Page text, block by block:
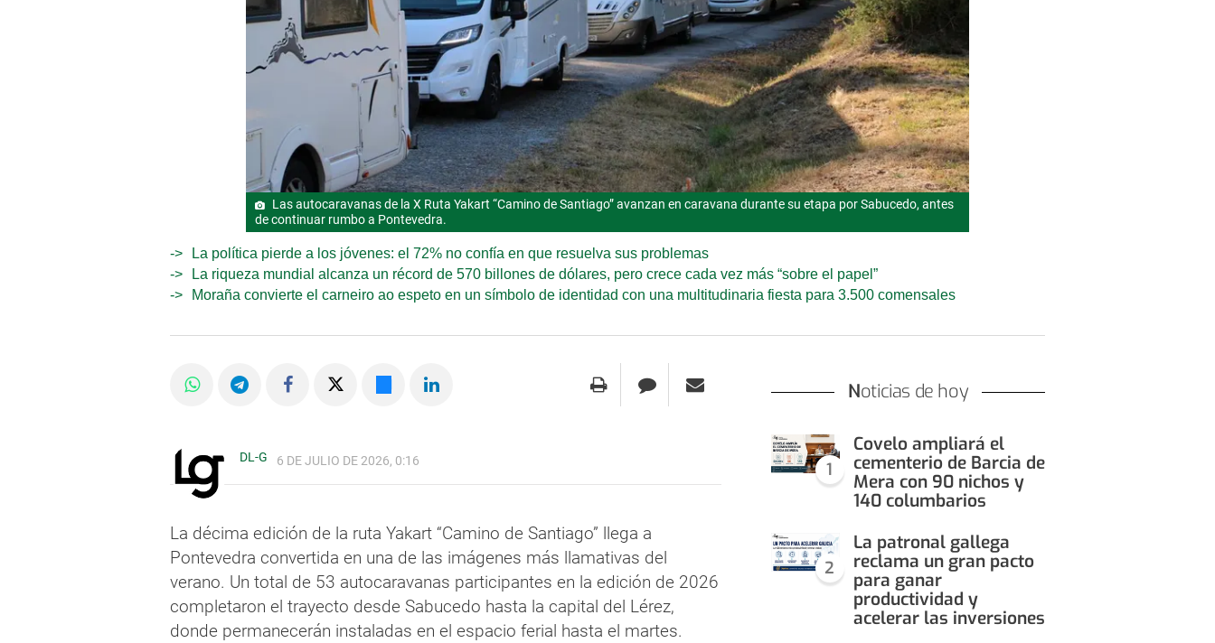
Las autocaravanas de la X Ruta Yakart “Camino de Santiago” avanzan en caravana durante su etapa por Sabucedo, antes
de continuar rumbo a Pontevedra.
La política pierde a los jóvenes: el 72% no confía en que resuelva sus problemas
La riqueza mundial alcanza un récord de 570 billones de dólares, pero crece cada vez más “sobre el papel”
Moraña convierte el carneiro ao espeto en un símbolo de identidad con una multitudinaria fiesta para 3.500 comensales
DL-G 6 DE JULIO DE 2026, 0:16
La décima edición de la ruta Yakart “Camino de Santiago” llega a
Pontevedra convertida en una de las imágenes más llamativas del
verano. Un total de 53 autocaravanas participantes en la edición de 2026
completaron el trayecto desde Sabucedo hasta la capital del Lérez,
donde permanecerán instaladas en el espacio ferial hasta el martes.
Noticias de hoy
1
Covelo ampliará el
cementerio de Barcia de
Mera con 90 nichos y
140 columbarios
2
La patronal gallega
reclama un gran pacto
para ganar
productividad y
acelerar las inversiones